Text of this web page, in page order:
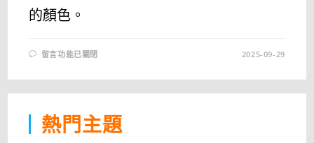
的顏色。
在
〈[更
DESKTOP
安
裝
中
留言功能已關閉 2025-09-29
熱門主題